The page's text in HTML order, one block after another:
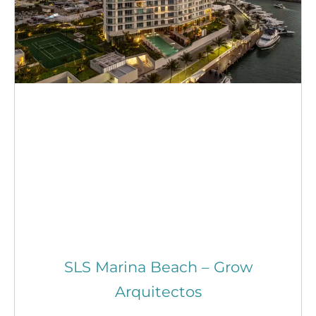
SLS Marina Beach – Grow
Arquitectos